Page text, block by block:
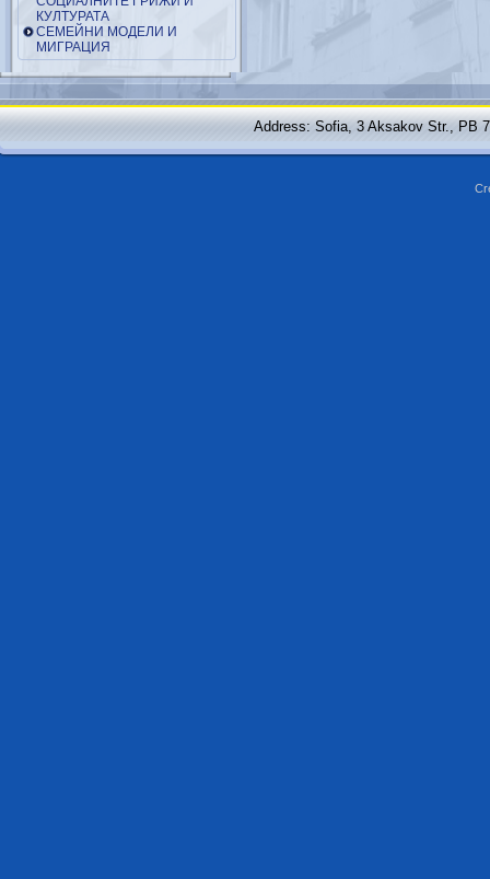
КУЛТУРАТА
СЕМЕЙНИ МОДЕЛИ И
МИГРАЦИЯ
Address: Sofia, 3 Aksakov Str., PB